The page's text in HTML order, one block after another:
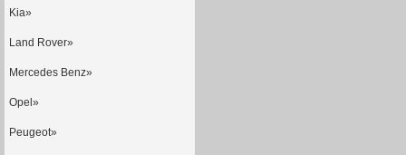
Kia»
Land Rover»
Mercedes Benz»
Opel»
Peugeot»